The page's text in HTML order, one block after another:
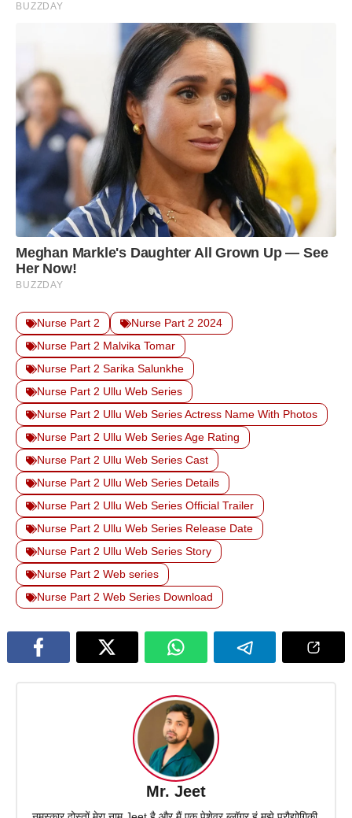
Nurse Part 2
Nurse Part 2 2024
Nurse Part 2 Malvika Tomar
Nurse Part 2 Sarika Salunkhe
Nurse Part 2 Ullu Web Series
Nurse Part 2 Ullu Web Series Actress Name With Photos
Nurse Part 2 Ullu Web Series Age Rating
Nurse Part 2 Ullu Web Series Cast
Nurse Part 2 Ullu Web Series Details
Nurse Part 2 Ullu Web Series Official Trailer
Nurse Part 2 Ullu Web Series Release Date
Nurse Part 2 Ullu Web Series Story
Nurse Part 2 Web series
Nurse Part 2 Web Series Download
Mr. Jeet